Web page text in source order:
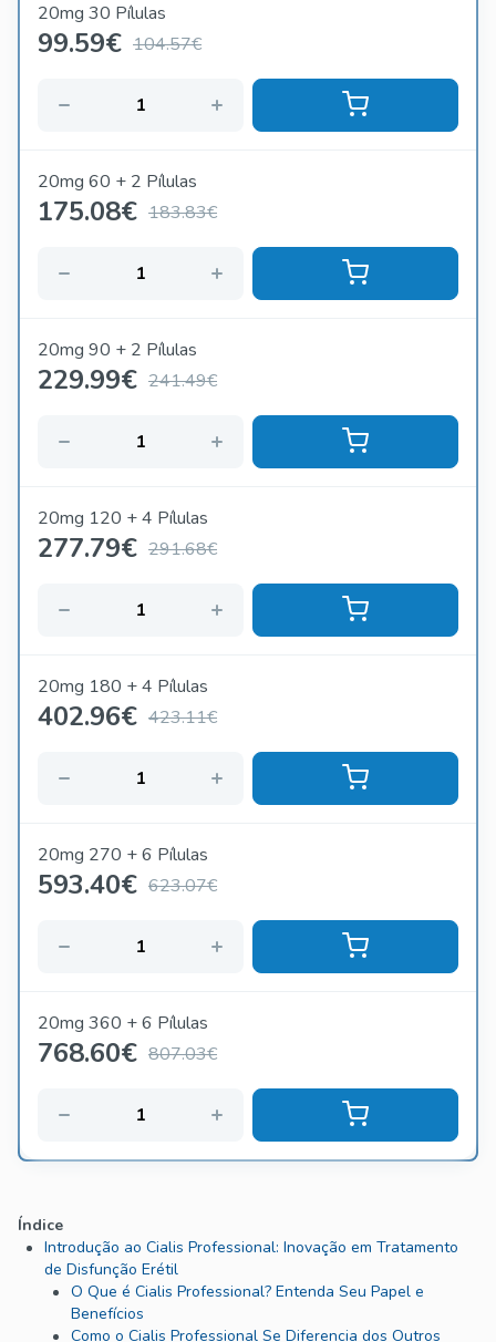
20mg 30 Pílulas
99.59€ 104.57€
20mg 60 + 2 Pílulas
175.08€ 183.83€
20mg 90 + 2 Pílulas
229.99€ 241.49€
20mg 120 + 4 Pílulas
277.79€ 291.68€
20mg 180 + 4 Pílulas
402.96€ 423.11€
20mg 270 + 6 Pílulas
593.40€ 623.07€
20mg 360 + 6 Pílulas
768.60€ 807.03€
Índice
Introdução ao Cialis Professional: Inovação em Tratamento
de Disfunção Erétil
O Que é Cialis Professional? Entenda Seu Papel e
Benefícios
Como o Cialis Professional Se Diferencia dos Outros